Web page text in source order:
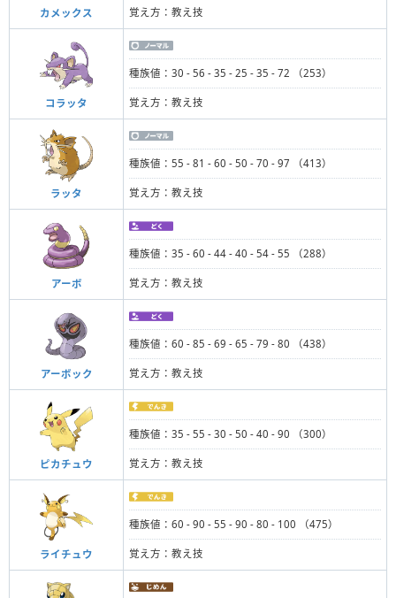
カメックス 覚え方：教え技
コラッタ
種族値：30 - 56 - 35 - 25 - 35 - 72 （253）
覚え方：教え技
ラッタ
種族値：55 - 81 - 60 - 50 - 70 - 97 （413）
覚え方：教え技
アーボ
種族値：35 - 60 - 44 - 40 - 54 - 55 （288）
覚え方：教え技
アーボック
種族値：60 - 85 - 69 - 65 - 79 - 80 （438）
覚え方：教え技
ピカチュウ
種族値：35 - 55 - 30 - 50 - 40 - 90 （300）
覚え方：教え技
ライチュウ
種族値：60 - 90 - 55 - 90 - 80 - 100 （475）
覚え方：教え技